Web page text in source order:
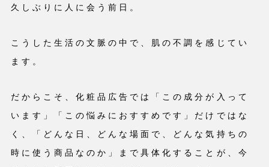
久しぶりに人に会う前日。
こうした生活の文脈の中で、肌の不調を感じてい
ます。
だからこそ、化粧品広告では「この成分が入って
います」「この悩みにおすすめです」だけではな
く、「どんな日、どんな場面で、どんな気持ちの
時に使う商品なのか」まで具体化することが、今